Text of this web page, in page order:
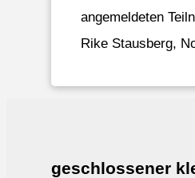
angemeldeten
Rike Stausberg,
geschlossener